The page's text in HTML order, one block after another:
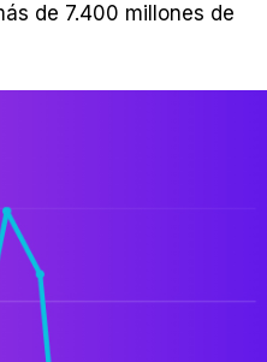
de 7.400 millones de